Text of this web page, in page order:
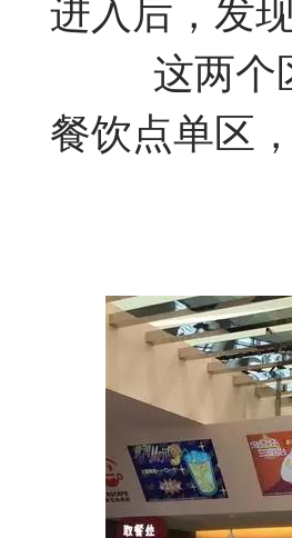
进入后，发
这两个
餐饮点单区